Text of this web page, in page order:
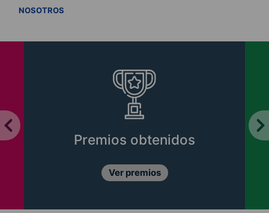
NOSOTROS
Premios obtenidos
Ver premios